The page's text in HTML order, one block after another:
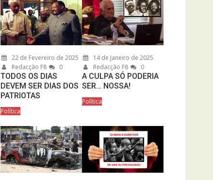
22 de Fevereiro de 2025
Redacção F8
0
TODOS OS DIAS
DEVEM SER DIAS DOS
PATRIOTAS
Política
14 de Janeiro de 2025
Redacção F8
0
A CULPA SÓ PODERIA
SER… NOSSA!
Política